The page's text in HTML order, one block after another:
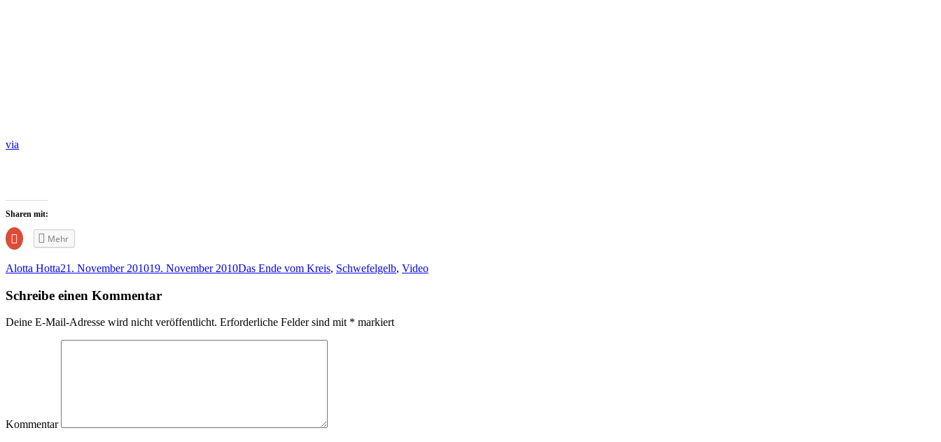
via
Sharen mit:
Zum
Teilen
anklicken
neuem
Fenster
Mehr
Alotta Hotta21. November 201019. November 2010Das Ende vom Kreis, Schwefelgelb, Video
Schreibe einen Kommentar
Deine E-Mail-Adresse wird nicht veröffentlicht. Erforderliche Felder sind mit * markiert
Kommentar